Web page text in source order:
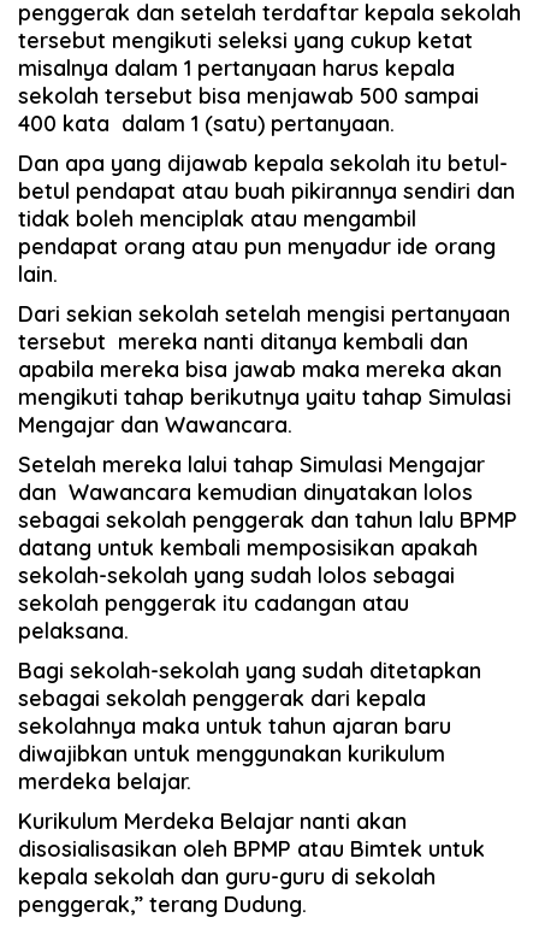
penggerak dan setelah terdaftar kepala sekolah
tersebut mengikuti seleksi yang cukup ketat
misalnya dalam 1 pertanyaan harus kepala
sekolah tersebut bisa menjawab 500 sampai
400 kata dalam 1 (satu) pertanyaan.
Dan apa yang dijawab kepala sekolah itu betul-
betul pendapat atau buah pikirannya sendiri dan
tidak boleh menciplak atau mengambil
pendapat orang atau pun menyadur ide orang
lain.
Dari sekian sekolah setelah mengisi pertanyaan
tersebut mereka nanti ditanya kembali dan
apabila mereka bisa jawab maka mereka akan
mengikuti tahap berikutnya yaitu tahap Simulasi
Mengajar dan Wawancara.
Setelah mereka lalui tahap Simulasi Mengajar
dan Wawancara kemudian dinyatakan lolos
sebagai sekolah penggerak dan tahun lalu BPMP
datang untuk kembali memposisikan apakah
sekolah-sekolah yang sudah lolos sebagai
sekolah penggerak itu cadangan atau
pelaksana.
Bagi sekolah-sekolah yang sudah ditetapkan
sebagai sekolah penggerak dari kepala
sekolahnya maka untuk tahun ajaran baru
diwajibkan untuk menggunakan kurikulum
merdeka belajar.
Kurikulum Merdeka Belajar nanti akan
disosialisasikan oleh BPMP atau Bimtek untuk
kepala sekolah dan guru-guru di sekolah
penggerak,” terang Dudung.